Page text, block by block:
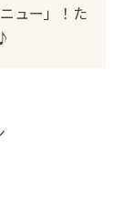
ュー」！た